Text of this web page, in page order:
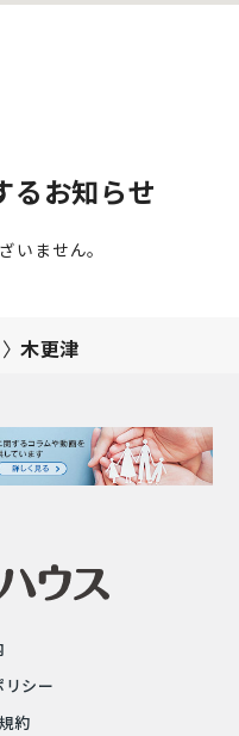
るお知らせ
いません。
木更津
シー
約